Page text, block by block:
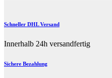
Schneller DHL Versand
Innerhalb 24h versandfertig
Sichere Bezahlung